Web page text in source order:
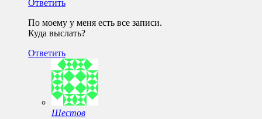
Ответить
По моему у меня есть все записи.
Куда выслать?
Ответить
Шестов